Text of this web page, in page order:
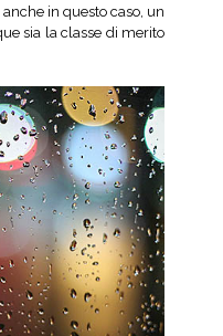
in questo caso, un
sia la classe di merito